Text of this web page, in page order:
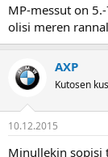
MP-messut on
olisi meren
AXP
Kutosen
10.12.2015
Minullekin sopisi